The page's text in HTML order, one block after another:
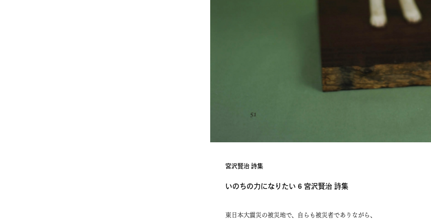
宮沢賢治 詩集
いのちの力になりたい 6 宮沢賢治 詩集
東日本大震災の被災地で、自らも被災者でありながら、